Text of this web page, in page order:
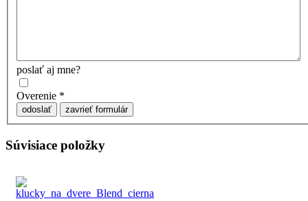
poslať aj mne?
Overenie *
odoslať zavrieť formulár
Súvisiace položky